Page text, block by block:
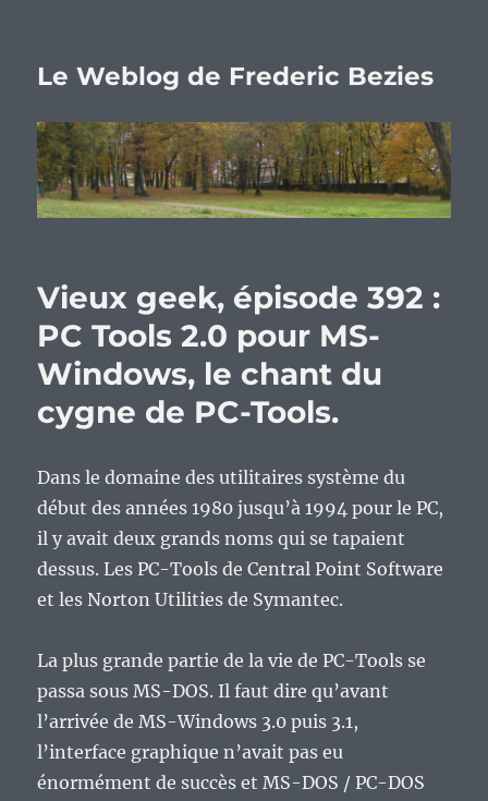
Le Weblog de Frederic Bezies
Vieux geek, épisode 392 :
PC Tools 2.0 pour MS-
Windows, le chant du
cygne de PC-Tools.
Dans le domaine des utilitaires système du
début des années 1980 jusqu’à 1994 pour le PC,
il y avait deux grands noms qui se tapaient
dessus. Les PC-Tools de Central Point Software
et les Norton Utilities de Symantec.
La plus grande partie de la vie de PC-Tools se
passa sous MS-DOS. Il faut dire qu’avant
l’arrivée de MS-Windows 3.0 puis 3.1,
l’interface graphique n’avait pas eu
énormément de succès et MS-DOS / PC-DOS